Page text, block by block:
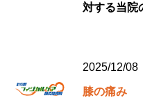
対する当院
2025/12/08
膝の痛み